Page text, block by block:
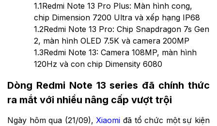
1.1Redmi Note 13 Pro Plus: Màn hình cong,
chip Dimension 7200 Ultra và xếp hạng IP68
1.2Redmi Note 13 Pro: Chip Snapdragon 7s Gen
2, màn hình OLED 7.5K và camera 200MP
1.3Redmi Note 13: Camera 108MP, màn hình
120Hz và con chip Dimensity 6080
Dòng Redmi Note 13 series đã chính thức
ra mắt với nhiều nâng cấp vượt trội
Ngày hôm qua (21/09), Xiaomi đã tổ chức một sự kiện